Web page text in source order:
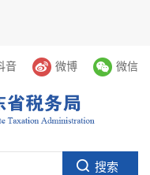
音 微博 微信